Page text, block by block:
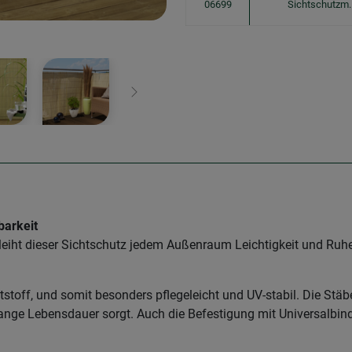
Weiter
06699
dieser Sichtschutz jedem Außenraum Leichtigkeit und
und somit besonders pflegeleicht und UV-stabil. Die
Lebensdauer sorgt. Auch die Befestigung mit